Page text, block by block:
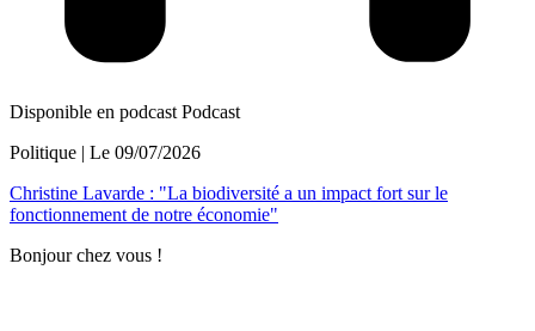
Disponible en podcast Podcast
Politique | Le 09/07/2026
Christine Lavarde : "La biodiversité a un impact fort sur le
fonctionnement de notre économie"
Bonjour chez vous !